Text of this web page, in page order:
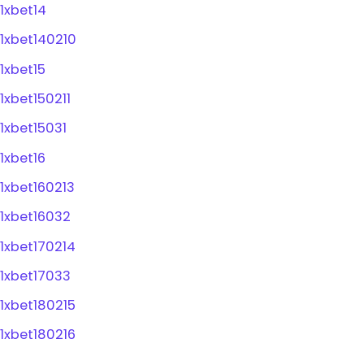
1xbet14
1xbet140210
1xbet15
1xbet150211
1xbet15031
1xbet16
1xbet160213
1xbet16032
1xbet170214
1xbet17033
1xbet180215
1xbet180216